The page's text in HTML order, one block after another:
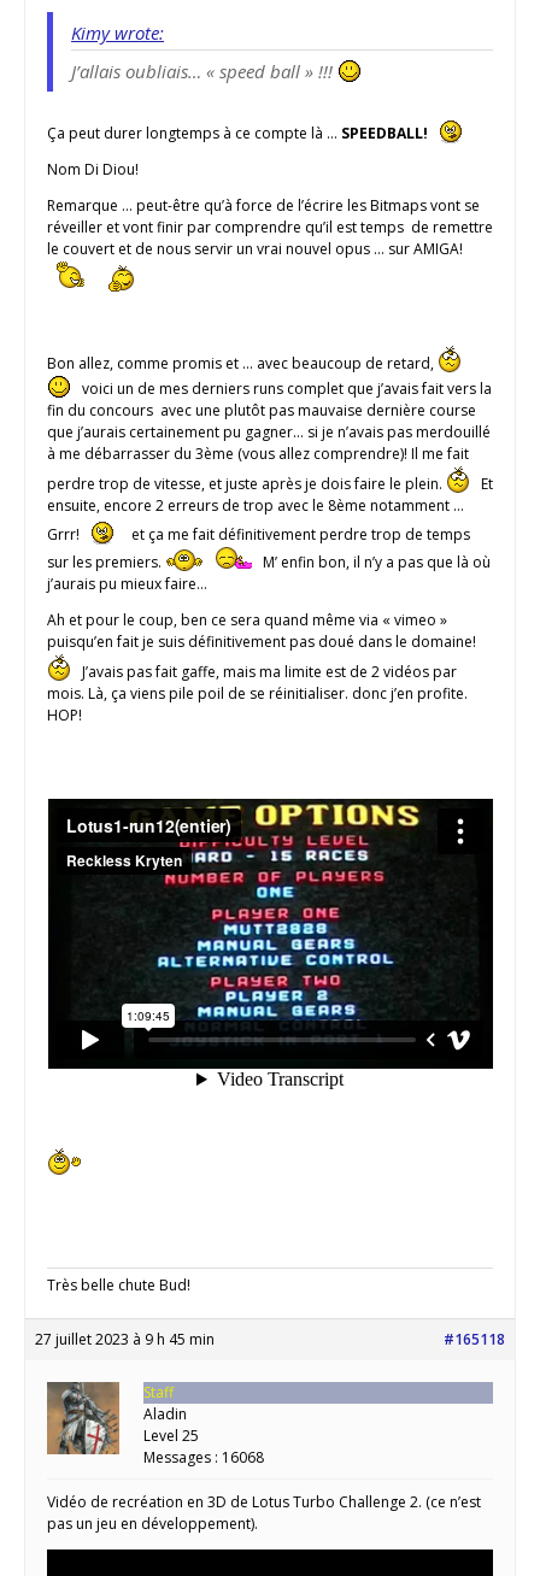
Kimy wrote:
J’allais oubliais… « speed ball » !!!
Ça peut durer longtemps à ce compte là … SPEEDBALL!
Nom Di Diou!
Remarque … peut-être qu’à force de l’écrire les Bitmaps vont se
réveiller et vont finir par comprendre qu’il est temps de remettre
le couvert et de nous servir un vrai nouvel opus … sur AMIGA!
Bon allez, comme promis et … avec beaucoup de retard,
voici un de mes derniers runs complet que j’avais fait vers la
fin du concours avec une plutôt pas mauvaise dernière course
que j’aurais certainement pu gagner… si je n’avais pas merdouillé
à me débarrasser du 3ème (vous allez comprendre)! Il me fait
perdre trop de vitesse, et juste après je dois faire le plein.
Et
ensuite, encore 2 erreurs de trop avec le 8ème notamment …
Grrr!
et ça me fait définitivement perdre trop de temps
sur les premiers.
M’ enfin bon, il n’y a pas que là où
j’aurais pu mieux faire…
Ah et pour le coup, ben ce sera quand même via « vimeo »
puisqu’en fait je suis définitivement pas doué dans le domaine!
J’avais pas fait gaffe, mais ma limite est de 2 vidéos par
mois. Là, ça viens pile poil de se réinitialiser. donc j’en profite.
HOP!
Très belle chute Bud!
27 juillet 2023 à 9 h 45 min #165118
Staff
Aladin
Level 25
Messages : 16068
Vidéo de recréation en 3D de Lotus Turbo Challenge 2. (ce n’est
pas un jeu en développement).